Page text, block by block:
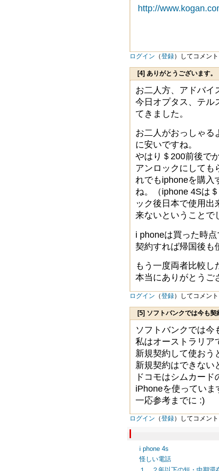
http://
ログイン （登録）してコメン
[4] ありがとうございます。
お二人方、アドバイ
今日オプタス、テル
てきました。
お二人がおっしゃる
に安いですね。
やはり＄200前後で
アンロックにしても
れでもiphoneを購入
ね。（iphone 4Sは
ック後日本で使用
来ないということで
i phoneは買った時
契約すれば帰国後も
もう一度両者比較
本当にありがとうご
ログイン （登録）してコメン
[5] ソフトバンクでは今も
ラリ
ソフトバンクでは今
私はオーストラリア
新規契約して使おう
新規契約はできない
ドコモはシムカー
iPhoneを使ってい
一応参考までに :)
ログイン （登録）してコメン
i phone 4s
怪しい電話